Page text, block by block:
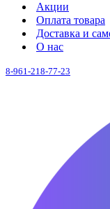
Акции
Оплата товара
Доставка и
О нас
8-961-218-77-23